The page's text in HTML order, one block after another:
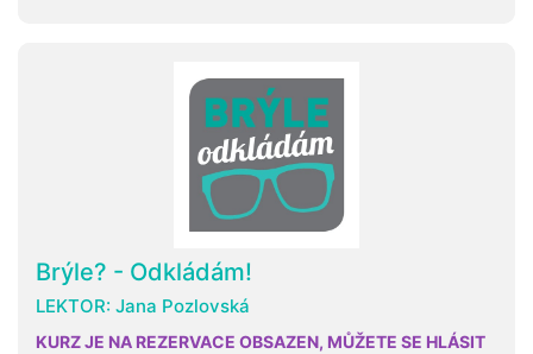
Brýle? - Odkládám!
LEKTOR: Jana Pozlovská
KURZ JE NA REZERVACE OBSAZEN, MŮŽETE SE HLÁSIT